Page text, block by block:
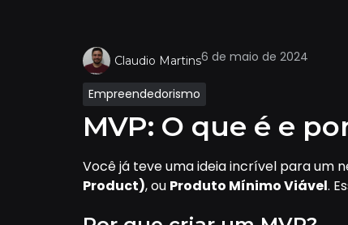
Claudio Martins6 de maio de 2024
Empreendedorismo
MVP: O que é e
Você já teve uma ideia incrível para um
Product), ou Produto Mínimo Viável.